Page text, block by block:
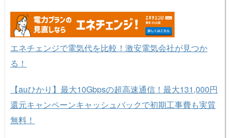
エネチェンジで電気代を比較！激安電気会社が見つか
る！
【auひかり】最大10Gbpsの超高速通信！最大131,000円
還元キャンペーンキャッシュバックで初期工事費も実質
無料！